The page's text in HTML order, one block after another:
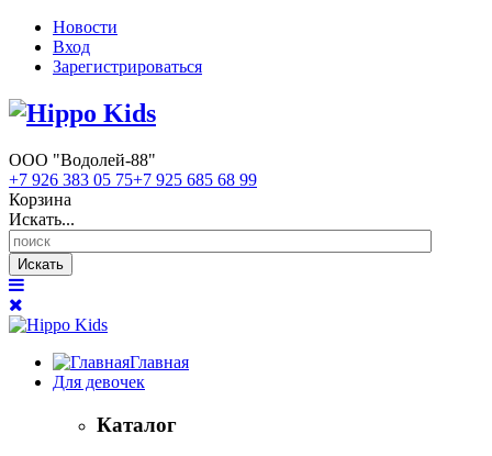
Новости
Вход
Зарегистрироваться
ООО "Водолей-88"
+7 926 383 05 75+7 925 685 68 99
Корзина
Искать...
Искать
Главная
Для девочек
Каталог